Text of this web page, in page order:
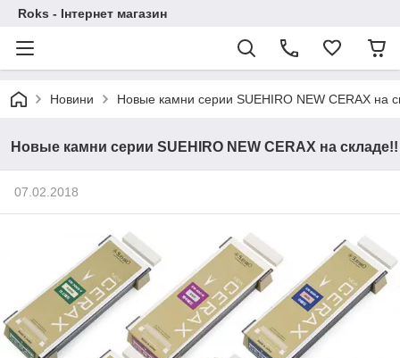
Roks - Інтернет магазин
Новини Новые камни серии SUEHIRO NEW CERAX на
Новые камни серии SUEHIRO NEW CERAX на складе!!
07.02.2018